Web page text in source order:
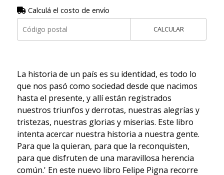
Calculá el costo de envío
CALCULAR
La historia de un país es su identidad, es todo lo
que nos pasó como sociedad desde que nacimos
hasta el presente, y allí están registrados
nuestros triunfos y derrotas, nuestras alegrías y
tristezas, nuestras glorias y miserias. Este libro
intenta acercar nuestra historia a nuestra gente.
Para que la quieran, para que la reconquisten,
para que disfruten de una maravillosa herencia
común.' En este nuevo libro Felipe Pigna recorre